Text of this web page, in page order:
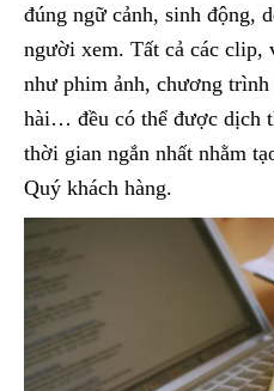
đúng ngữ cảnh, sinh động,
người xem. Tất cả các clip,
như phim ảnh, chương
hài… đều có thể được dịch
thời gian ngắn nhất nhằm
Quý khách hàng.